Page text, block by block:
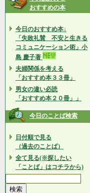
おすすめの本
今日のおすすめ本↓
「失敗礼賛 不安と生きる
コミュニケーション術」小
島 慶子著
夫婦関係を考える
「おすすめ本３３冊」
男女の違い必読
「おすすめ本２０冊」」
今日のことば検索
日付順で見る
（過去のことば）
全て見る(※探したい
「ことば」はコチラから)